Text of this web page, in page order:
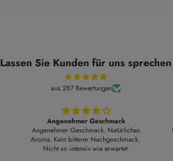
Lassen Sie Kunden für uns sprechen
aus 287 Bewertungen
Traumtee- traumhaft köstlich
Der1., der Kräutertees, die ich bestellt
habe und nun bereits zum 3.Mal zum
Abend genossen habe. Gute